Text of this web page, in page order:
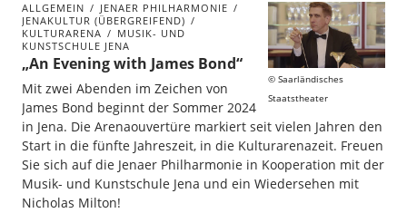
Saarländisches
Staatstheater
ALLGEMEIN
JENAER PHILHARMONIE
JENAKULTUR (ÜBERGREIFEND)
KULTURARENA
MUSIK- UND
KUNSTSCHULE JENA
„An Evening with James Bond“
Mit zwei Abenden im Zeichen von
James Bond beginnt der Sommer 2024
in Jena. Die Arenaouvertüre markiert seit vielen Jahren den
Start in die fünfte Jahreszeit, in die Kulturarenazeit. Freuen
Sie sich auf die Jenaer Philharmonie in Kooperation mit der
Musik- und Kunstschule Jena und ein Wiedersehen mit
Nicholas Milton!